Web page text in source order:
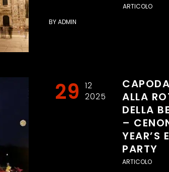
ARTICOLO
BYADMIN
29 12
2025
ALLA
DELLA
–
YEAR’S
PARTY
ARTICOLO